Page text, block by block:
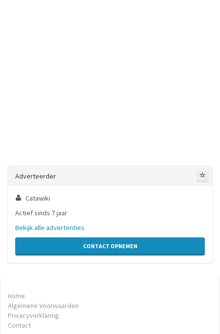
Adverteerder
Catawiki
Actief sinds 7 jaar
Bekijk alle advertenties
CONTACT OPNEMEN
Home
Algemene Voorwaarden
Privacyverklaring
Contact